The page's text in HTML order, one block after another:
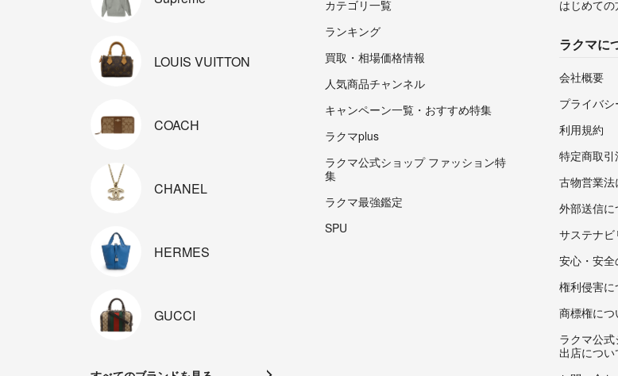
LOUIS VUITTON
COACH
CHANEL
HERMES
GUCCI
カテゴリ一覧
ランキング
買取・相場価格情報
人気商品チャンネル
キャンペーン一覧・おすすめ特集
ラクマplus
ラクマ公式ショップ ファッション特
集
ラクマ最強鑑定
SPU
はじめての
ラクマに
会社概要
プライバ
利用規約
特定商取
古物営業
外部送信に
サステナ
安心・安
権利侵害に
商標権につ
ラクマ公
出店につい